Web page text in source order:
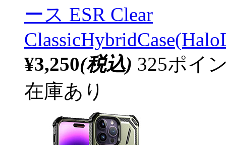
ース ESR Clear
¥3,250(税込) 325ポイ
在庫あり